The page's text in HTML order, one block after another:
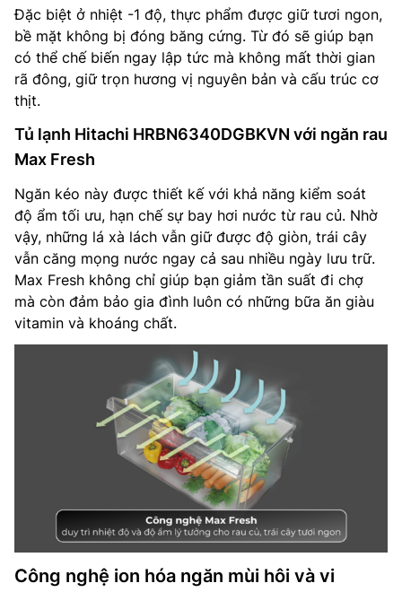
Đặc biệt ở nhiệt -1 độ, thực phẩm được giữ tươi ngon,
bề mặt không bị đóng băng cứng. Từ đó sẽ giúp bạn
có thể chế biến ngay lập tức mà không mất thời gian
rã đông, giữ trọn hương vị nguyên bản và cấu trúc cơ
thịt.
Tủ lạnh Hitachi HRBN6340DGBKVN với ngăn rau
Max Fresh
Ngăn kéo này được thiết kế với khả năng kiểm soát
độ ẩm tối ưu, hạn chế sự bay hơi nước từ rau củ. Nhờ
vậy, những lá xà lách vẫn giữ được độ giòn, trái cây
vẫn căng mọng nước ngay cả sau nhiều ngày lưu trữ.
Max Fresh không chỉ giúp bạn giảm tần suất đi chợ
mà còn đảm bảo gia đình luôn có những bữa ăn giàu
vitamin và khoáng chất.
Công nghệ ion hóa ngăn mùi hôi và vi